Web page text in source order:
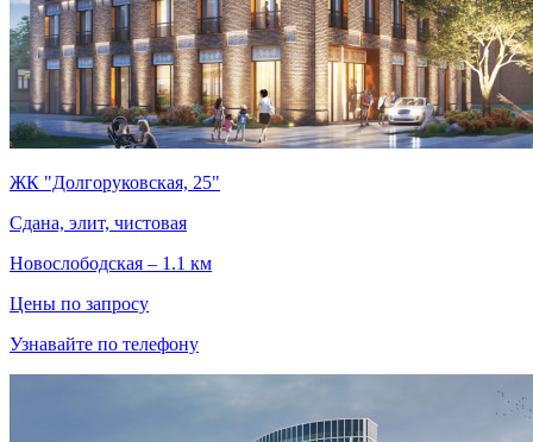
ЖК "Долгоруковская, 25"
Сдана, элит, чистовая
Новослободская – 1.1 км
Цены по запросу
Узнавайте по телефону